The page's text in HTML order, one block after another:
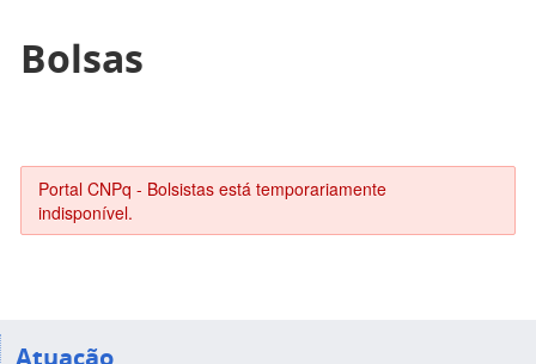
Bolsas
Portal CNPq - Bolsistas está temporariamente
indisponível.
Atuação